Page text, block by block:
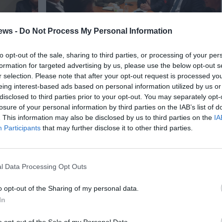
- Do Not Process My Personal Information
opt-out of the sale, sharing to third parties, or processing of your
for targeted advertising by us, please use the below opt-out
selection. Please note that after your opt-out request is processed
interest-based ads based on personal information utilized by us
to third parties prior to your opt-out. You may separately
of your personal information by third parties on the IAB’s list of
This information may also be disclosed by us to third parties on the
Participants that may further disclose it to other third parties.
Data Processing Opt Outs
opt-out of the Sharing of my personal data.
που βρίσκονται τα γραφεία του Συλλόγου και
των διαμαρτυρομένων.